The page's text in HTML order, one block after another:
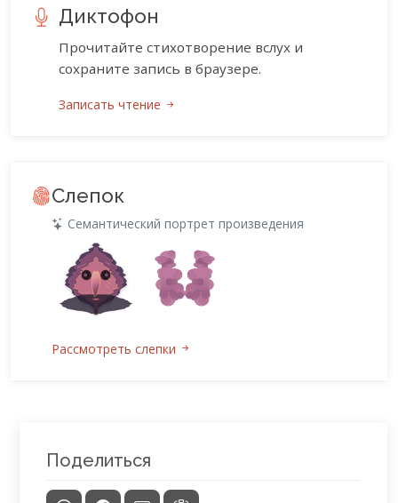
Диктофон
Прочитайте стихотворение вслух и
сохраните запись в браузере.
Записать чтение
Слепок
Семантический портрет произведения
Рассмотреть слепки
Поделиться